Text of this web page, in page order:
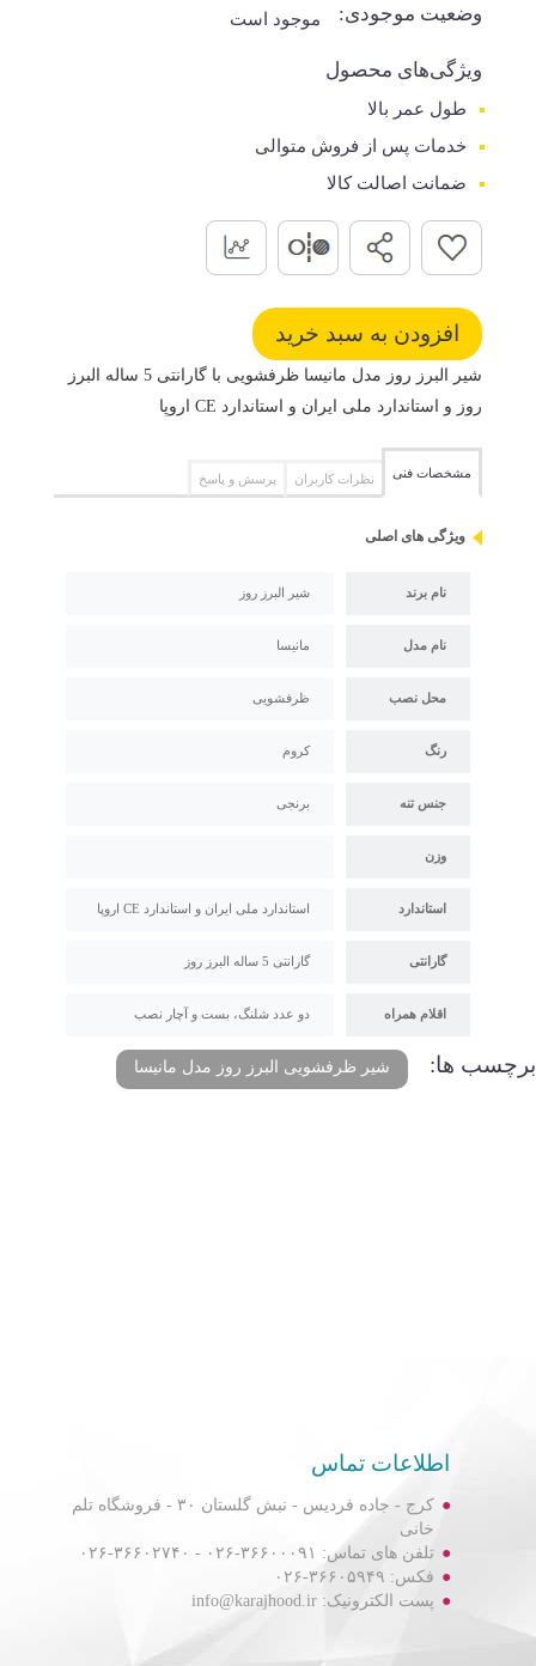
وضعیت موجودی: موجود است
ویژگی‌های محصول
طول عمر بالا
خدمات پس از فروش متوالی
ضمانت اصالت کالا
شیر البرز روز مدل مانیسا ظرفشویی با گارانتی 5 ساله البرز
روز و استاندارد ملی ایران و استاندارد CE اروپا
مشخصات فنی نظرات کاربران پرسش و پاسخ
ویژگی های اصلی
نام برند شیر البرز روز
نام مدل مانیسا
محل نصب ظرفشویی
رنگ کروم
جنس تنه برنجی
وزن
استاندارد استاندارد ملی ایران و استاندارد CE اروپا
گارانتی گارانتی 5 ساله البرز روز
اقلام همراه دو عدد شلنگ، بست و آچار نصب
برچسب ها: شیر ظرفشویی البرز روز مدل مانیسا
اطلاعات تماس
کرج - جاده فردیس - نبش گلستان ۳۰ - فروشگاه تلم
خانی
تلفن های تماس: ۳۶۶۰۰۰۹۱-۰۲۶ - ۳۶۶۰۲۷۴۰-۰۲۶
فکس: ۳۶۶۰۵۹۴۹-۰۲۶
پست الکترونیک: info@karajhood.ir